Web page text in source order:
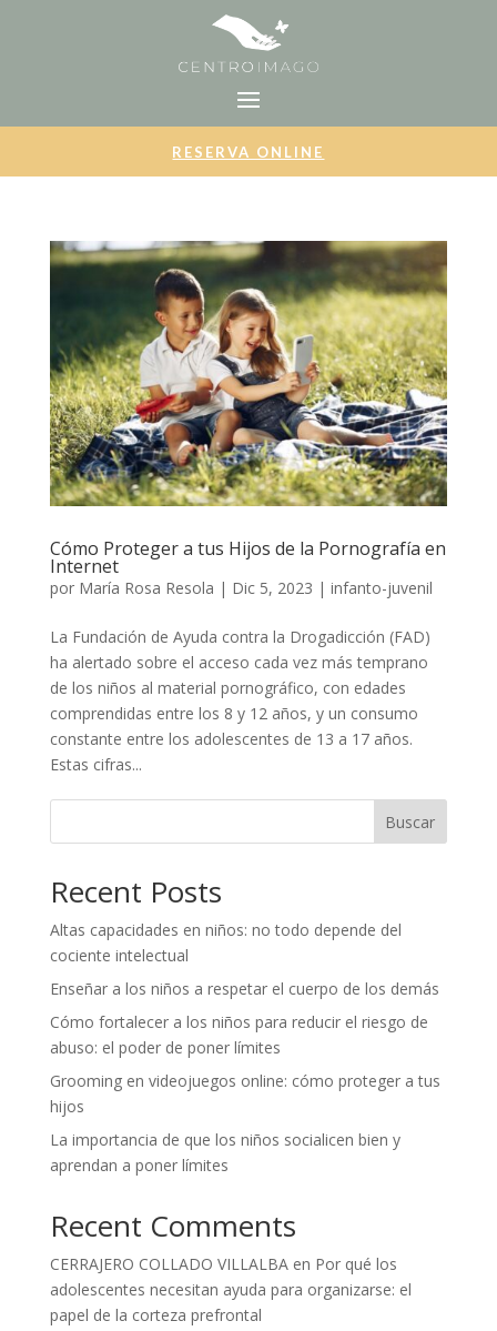
RESERVA ONLINE
Cómo Proteger a tus Hijos de la Pornografía en
Internet
por María Rosa Resola | Dic 5, 2023 | infanto-juvenil
La Fundación de Ayuda contra la Drogadicción (FAD)
ha alertado sobre el acceso cada vez más temprano
de los niños al material pornográfico, con edades
comprendidas entre los 8 y 12 años, y un consumo
constante entre los adolescentes de 13 a 17 años.
Estas cifras...
Buscar
Recent Posts
Altas capacidades en niños: no todo depende del
cociente intelectual
Enseñar a los niños a respetar el cuerpo de los demás
Cómo fortalecer a los niños para reducir el riesgo de
abuso: el poder de poner límites
Grooming en videojuegos online: cómo proteger a tus
hijos
La importancia de que los niños socialicen bien y
aprendan a poner límites
Recent Comments
CERRAJERO COLLADO VILLALBAen Por qué los
adolescentes necesitan ayuda para organizarse: el
papel de la corteza prefrontal